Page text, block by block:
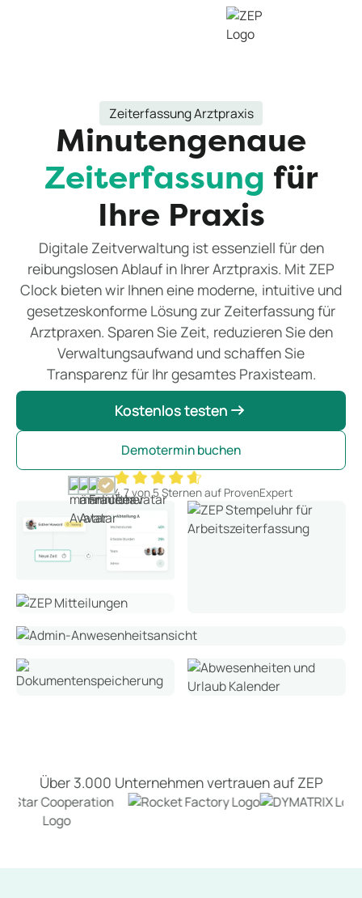
Zeiterfassung Arztpraxis
Minutengenaue
Zeiterfassung für
Ihre Praxis
Digitale Zeitverwaltung ist essenziell für den
reibungslosen Ablauf in Ihrer Arztpraxis. Mit ZEP
Clock bieten wir Ihnen eine moderne, intuitive und
gesetzeskonforme Lösung zur Zeiterfassung für
Arztpraxen. Sparen Sie Zeit, reduzieren Sie den
Verwaltungsaufwand und schaffen Sie
Transparenz für Ihr gesamtes Praxisteam.
Kostenlos testen
Kostenlos testen
Demotermin buchen
4,7 von 5 Sternen auf ProvenExpert
Über 3.000 Unternehmen vertrauen auf ZEP